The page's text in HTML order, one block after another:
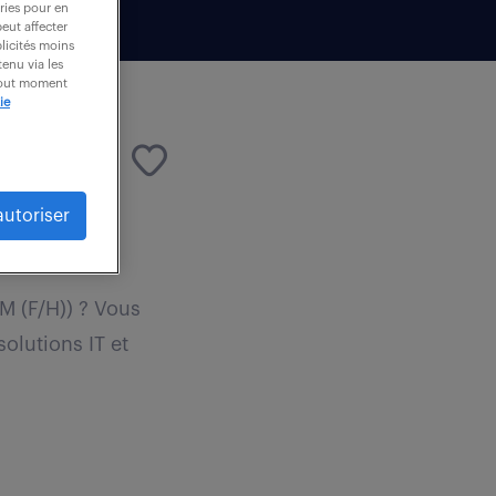
(F/H)) ? Vous
IT et
pour en
affecter
moins
via les
moment